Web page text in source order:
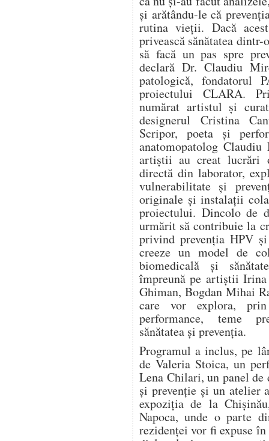
și arătându-le că
rutina vieții. Dacă
privească sănătatea
să facă un pas spre
declară Dr. Claudiu
patologică, fondatorul
proiectului CLARA.
numărat artistul și
designerul Cristina
Scripor, poeta și
anatomopatolog
artiștii au creat lucrări
directă din laborator,
vulnerabilitate și
originale și instalații
proiectului. Dincolo de
urmărit să contribuie la
privind prevenția HPV
creeze un model de
biomedicală și
împreună pe artiștii
Ghiman, Bogdan Mihai
care vor explora,
performance, teme
sănătatea și prevenția.
Programul a inclus, pe
de Valeria Stoica, un
Lena Chilari, un panel
și prevenție și un atelier
expoziția de la
Napoca, unde o parte
rezidenței vor fi expuse